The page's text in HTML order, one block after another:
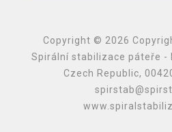
Copyright © 2026
Spirální stabilizace páteře -
Czech Republic,